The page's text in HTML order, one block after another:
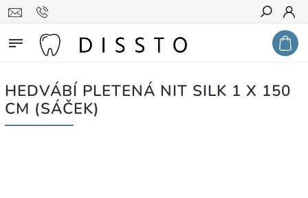
Hledat
HEDVÁBÍ PLETENÁ NIT SILK 1 X 150
CM (SÁČEK)